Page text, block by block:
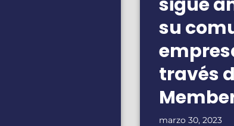
su
través
marzo 30, 2023